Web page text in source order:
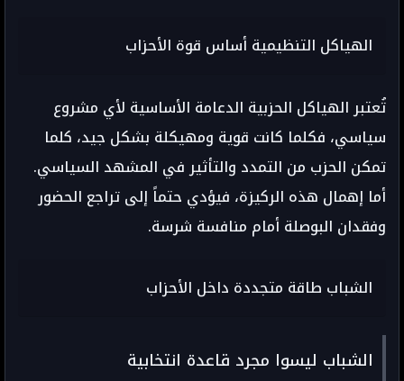
الهياكل التنظيمية أساس قوة الأحزاب
تُعتبر الهياكل الحزبية الدعامة الأساسية لأي مشروع
سياسي، فكلما كانت قوية ومهيكلة بشكل جيد، كلما
تمكن الحزب من التمدد والتأثير في المشهد السياسي.
أما إهمال هذه الركيزة، فيؤدي حتماً إلى تراجع الحضور
وفقدان البوصلة أمام منافسة شرسة.
الشباب طاقة متجددة داخل الأحزاب
الشباب ليسوا مجرد قاعدة انتخابية